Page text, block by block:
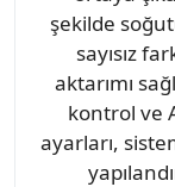
şekilde
sayısız
aktarımı
kontrol ve
ayarları,